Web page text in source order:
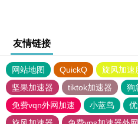
友情链接
网站地图 QuickQ 旋风加速
坚果加速器
tiktok加速器
狗
免费vqn外网加速
小蓝鸟